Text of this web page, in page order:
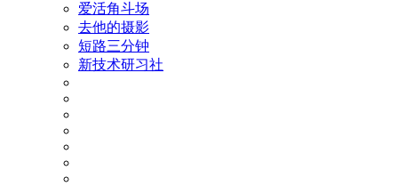
爱活角斗场
去他的摄影
短路三分钟
新技术研习社